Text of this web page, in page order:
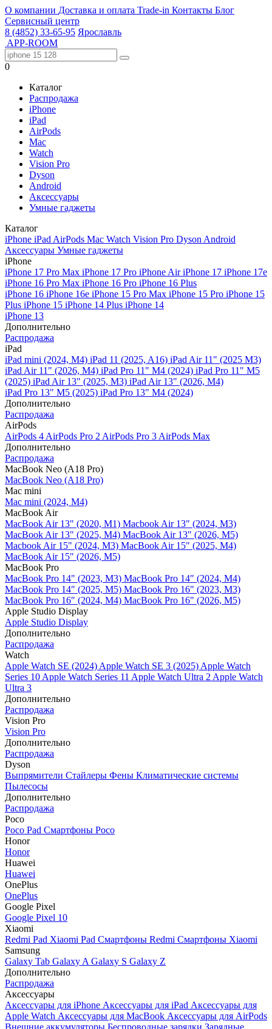
О компании Доставка и оплата Trade-in Контакты Блог
Сервисный центр
8 (4852) 33-65-95 Ярославль
APP-ROOM
0
Каталог
Распродажа
iPhone
iPad
AirPods
Mac
Watch
Vision Pro
Dyson
Android
Аксессуары
Умные гаджеты
Каталог
iPhone iPad AirPods Mac Watch Vision Pro Dyson Android
Аксессуары Умные гаджеты
iPhone
iPhone 17 Pro Max iPhone 17 Pro iPhone AiriPhone 17 iPhone 17e
iPhone 16 Pro Max iPhone 16 Pro iPhone 16 Plus
iPhone 16 iPhone 16e iPhone 15 Pro Max iPhone 15 Pro iPhone 15
Plus iPhone 15 iPhone 14 Plus iPhone 14
iPhone 13
Дополнительно
Распродажа
iPad
iPad mini (2024, M4) iPad 11 (2025, A16) iPad Air 11" (2025 M3)
iPad Air 11" (2026, M4) iPad Pro 11" M4 (2024) iPad Pro 11" M5
(2025) iPad Air 13" (2025, M3) iPad Air 13" (2026, M4)
iPad Pro 13" M5 (2025) iPad Pro 13" M4 (2024)
Дополнительно
Распродажа
AirPods
AirPods 4 AirPods Pro 2 AirPods Pro 3 AirPods Max
Дополнительно
Распродажа
MacBook Neo (A18 Pro)
MacBook Neo (A18 Pro)
Mac mini
Mac mini (2024, M4)
MacBook Air
MacBook Air 13" (2020, M1) Macbook Air 13" (2024, M3)
MacBook Air 13" (2025, M4) MacBook Air 13″ (2026, M5)
Macbook Air 15" (2024, M3) MacBook Air 15" (2025, M4)
MacBook Air 15″ (2026, M5)
MacBook Pro
MacBook Pro 14" (2023, M3) MacBook Pro 14″ (2024, M4)
MacBook Pro 14″ (2025, M5) MacBook Pro 16" (2023, M3)
MacBook Pro 16″ (2024, M4) MacBook Pro 16" (2026, M5)
Apple Studio Display
Apple Studio Display
Дополнительно
Распродажа
Watch
Apple Watch SE (2024) Apple Watch SE 3 (2025) Apple Watch
Series 10 Apple Watch Series 11 Apple Watch Ultra 2 Apple Watch
Ultra 3
Дополнительно
Распродажа
Vision Pro
Vision Pro
Дополнительно
Распродажа
Dyson
Выпрямители Стайлеры Фены Климатические системы
Пылесосы
Дополнительно
Распродажа
Poco
Poco Pad Смартфоны Poco
Honor
Honor
Huawei
Huawei
OnePlus
OnePlus
Google Pixel
Google Pixel 10
Xiaomi
Redmi Pad Xiaomi Pad Смартфоны Redmi Смартфоны Xiaomi
Samsung
Galaxy Tab Galaxy A Galaxy S Galaxy Z
Дополнительно
Распродажа
Аксессуары
Аксессуары для iPhone Аксессуары для iPad Аксессуары для
Apple Watch Аксессуары для MacBook Аксессуары для AirPods
Внешние аккумуляторы Беспроводные зарядки Зарядные